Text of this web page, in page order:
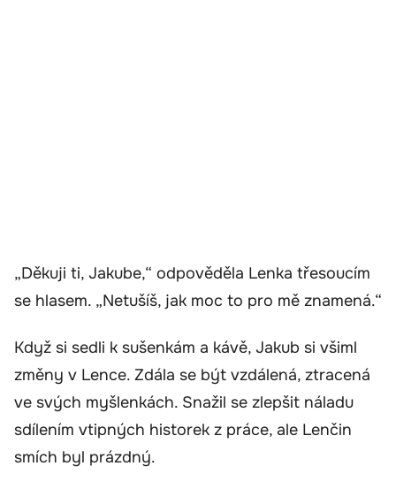
„Děkuji ti, Jakube,“ odpověděla Lenka třesoucím
se hlasem. „Netušíš, jak moc to pro mě znamená.“
Když si sedli k sušenkám a kávě, Jakub si všiml
změny v Lence. Zdála se být vzdálená, ztracená
ve svých myšlenkách. Snažil se zlepšit náladu
sdílením vtipných historek z práce, ale Lenčin
smích byl prázdný.